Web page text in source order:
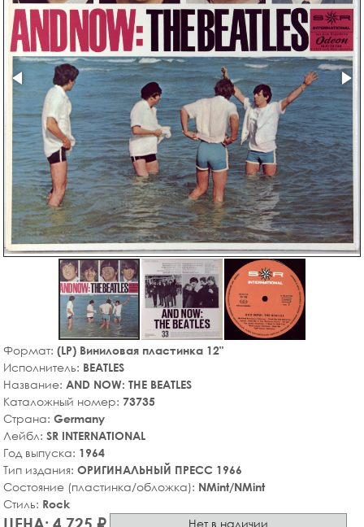
Формат: (LP) Виниловая пластинка 12"
Исполнитель: BEATLES
Название: AND NOW: THE BEATLES
Каталожный номер: 73735
Страна: Germany
Лейбл: SR INTERNATIONAL
Год выпуска: 1964
Тип издания: ОРИГИНАЛЬНЫЙ ПРЕСС 1966
Состояние (пластинка/обложка): NMint/NMint
Стиль: Rock
ЦЕНА: 4,725 ₽ Нет в наличии